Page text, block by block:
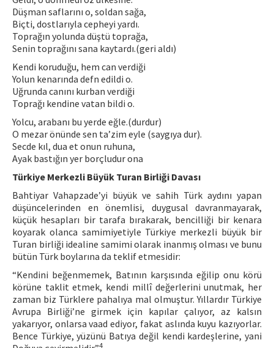
Düşman saflarını o, soldan sağa,
Biçti, dostlarıyla cepheyi yardı.
Toprağın yolunda düştü toprağa,
Senin toprağını sana kaytardı.(geri aldı)
Kendi koruduğu, hem can verdiği
Yolun kenarında defn edildi o.
Uğrunda canını kurban verdiği
Toprağı kendine vatan bildi o.
Yolcu, arabanı bu yerde eğle.(durdur)
O mezar önünde sen ta’zim eyle (saygıya dur).
Secde kıl, dua et onun ruhuna,
Ayak bastığın yer borçludur ona
Türkiye Merkezli Büyük Turan Birliği Davası
Bahtiyar Vahapzade’yi büyük ve sahih Türk aydını yapan
düşüncelerinden en önemlisi, duygusal davranmayarak,
küçük hesapları bir tarafa bırakarak, bencilliği bir kenara
koyarak olanca samimiyetiyle Türkiye merkezli büyük bir
Turan birliği idealine samimi olarak inanmış olması ve bunu
bütün Türk boylarına da teklif etmesidir:
“Kendini beğenmemek, Batının karşısında eğilip onu körü
körüne taklit etmek, kendi millî değerlerini unutmak, her
zaman biz Türklere pahalıya mal olmuştur. Yıllardır Türkiye
Avrupa Birliği’ne girmek için kapılar çalıyor, az kalsın
yakarıyor, onlarsa vaad ediyor, fakat aslında kuyu kazıyorlar.
Bence Türkiye, yüzünü Batıya değil kendi kardeşlerine, yani
4